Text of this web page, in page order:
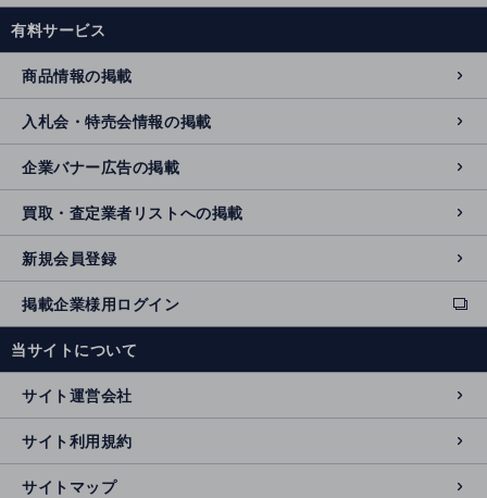
有料サービス
商品情報の掲載
入札会・特売会情報の掲載
企業バナー広告の掲載
買取・査定業者リストへの掲載
新規会員登録
掲載企業様用ログイン
ext
e
n
al
si
t
e
当サイトについて
サイト運営会社
サイト利用規約
サイトマップ